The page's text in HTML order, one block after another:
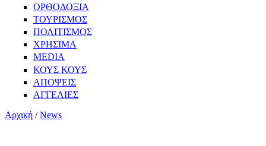
ΟΡΘΟΔΟΞΙΑ
ΤΟΥΡΙΣΜΟΣ
ΠΟΛΙΤΙΣΜΟΣ
ΧΡΗΣΙΜΑ
MEDIA
ΚΟΥΣ ΚΟΥΣ
ΑΠΟΨΕΙΣ
ΑΓΓΕΛΙΕΣ
Αρχική /News